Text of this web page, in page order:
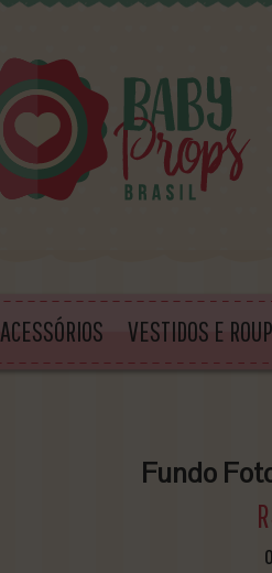
ACESSÓRIOS VESTIDOS E
Fundo